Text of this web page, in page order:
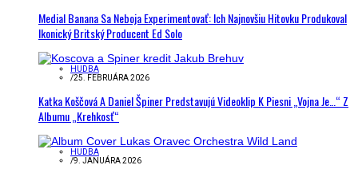
Medial Banana Sa Neboja Experimentovať: Ich Najnovšiu Hitovku Produkoval
Ikonický Britský Producent Ed Solo
HUDBA
/25. FEBRUÁRA 2026
Katka Koščová A Daniel Špiner Predstavujú Videoklip K Piesni „Vojna Je…“ Z
Albumu „Krehkosť“
HUDBA
/9. JANUÁRA 2026